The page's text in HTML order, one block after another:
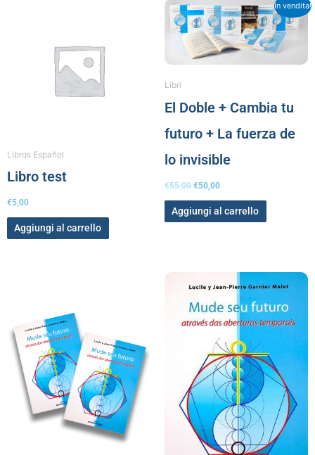
Libros Español
Libro test
€5,00
Aggiungi al carrello
In vendita!
Libri
El Doble + Cambia tu
futuro + La fuerza de
lo invisible
€55,00
prezzo
originale
era:
€55,00.
€50,00
prezzo
attuale
è:
€50,00.
Aggiungi al carrello